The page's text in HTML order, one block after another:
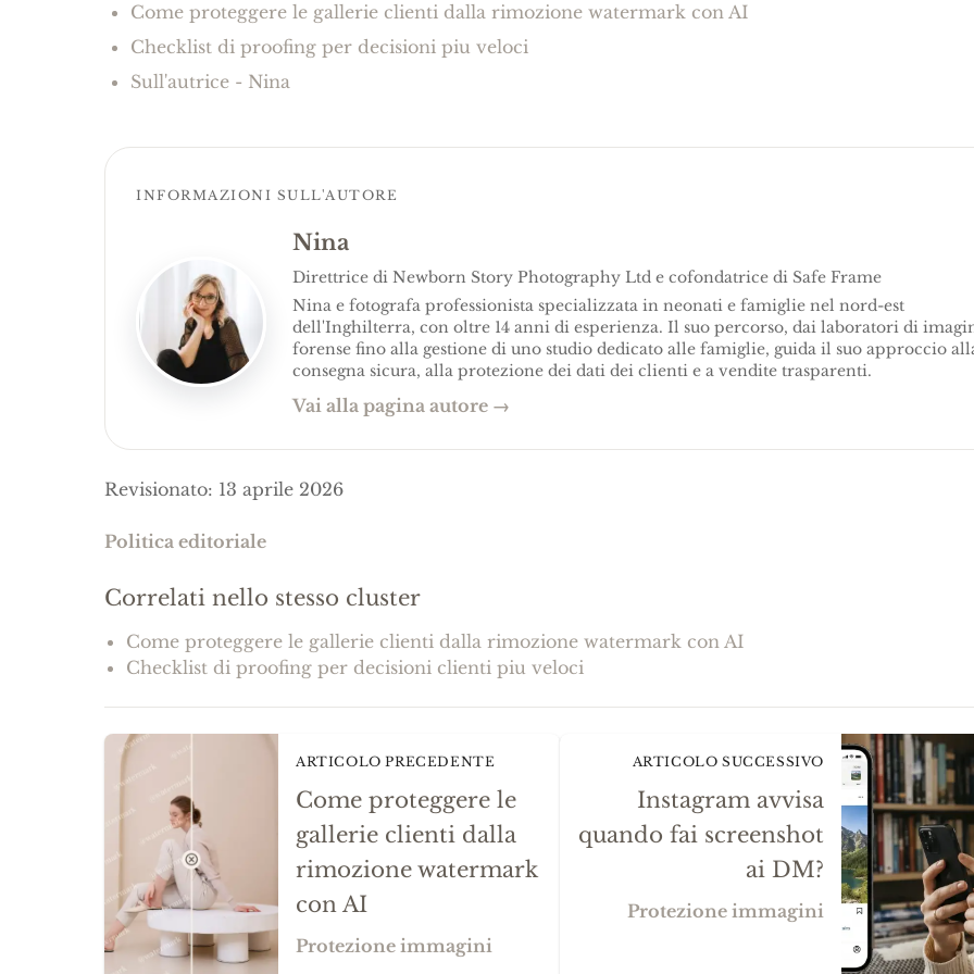
Come proteggere le gallerie clienti dalla rimozione watermark con AI
Checklist di proofing per decisioni piu veloci
Sull'autrice - Nina
INFORMAZIONI SULL'AUTORE
Nina
Direttrice di Newborn Story Photography Ltd e cofondatrice di Safe Frame
Nina e fotografa professionista specializzata in neonati e famiglie nel nord-est
dell'Inghilterra, con oltre 14 anni di esperienza. Il suo percorso, dai laboratori di
forense fino alla gestione di uno studio dedicato alle famiglie, guida il suo approccio
consegna sicura, alla protezione dei dati dei clienti e a vendite trasparenti.
Vai alla pagina autore →
Revisionato: 13 aprile 2026
Politica editoriale
Correlati nello stesso cluster
Come proteggere le gallerie clienti dalla rimozione watermark con AI
Checklist di proofing per decisioni clienti piu veloci
ARTICOLO PRECEDENTE
Come proteggere le
gallerie clienti dalla
rimozione watermark
con AI
Protezione immagini
ARTICOLO SUCCESSIVO
Instagram avvisa
quando fai screenshot
ai DM?
Protezione immagini